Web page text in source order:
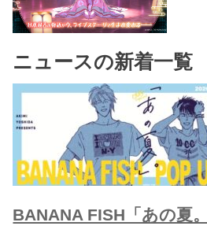
ニュースの新着一覧
BANANA FISH「あの夏